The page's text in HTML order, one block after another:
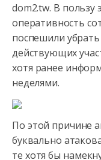
dom2.tw. В пользу
оперативность
поспешили убрать
действующих
хотя ранее
неделями.
По этой причине
буквально
те хотя бы